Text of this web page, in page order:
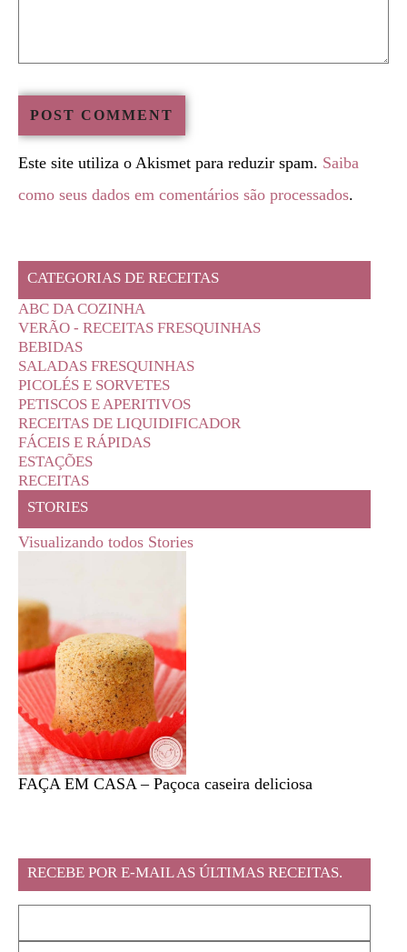
Este site utiliza o Akismet para reduzir spam. Saiba
como seus dados em comentários são processados.
CATEGORIAS DE RECEITAS
ABC DA COZINHA
VERÃO - RECEITAS FRESQUINHAS
BEBIDAS
SALADAS FRESQUINHAS
PICOLÉS E SORVETES
PETISCOS E APERITIVOS
RECEITAS DE LIQUIDIFICADOR
FÁCEIS E RÁPIDAS
ESTAÇÕES
RECEITAS
STORIES
Visualizando todos Stories
FAÇA EM CASA – Paçoca caseira deliciosa
RECEBE POR E-MAIL AS ÚLTIMAS RECEITAS.